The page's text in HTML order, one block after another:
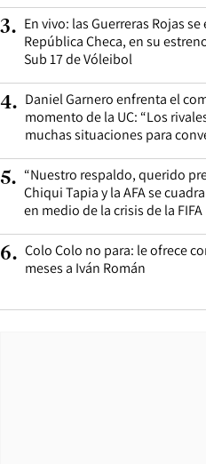
3. En vivo: las Guerreras Rojas
República Checa, en su
Sub 17 de Vóleibol
4. Daniel Garnero enfrenta el
momento de la UC: “Los
muchas situaciones para
5. “Nuestro respaldo, querido
Chiqui Tapia y la AFA se
en medio de la crisis de la FIFA
6. Colo Colo no para: le ofrece
meses a Iván Román